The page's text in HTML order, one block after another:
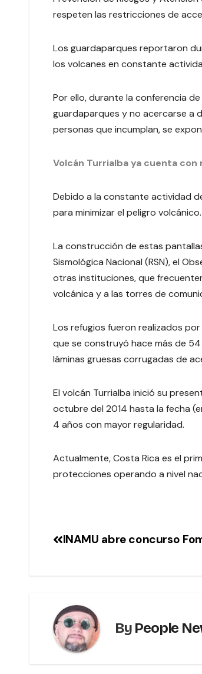
respeten las restricciones de
Los guardaparques reportaron
los volcanes en constante
Por ello, durante la conferencia
guardaparques y no acercarse a
personas que incumplan, se
Volcán Turrialba ya cuenta
Debido a la constante actividad
para minimizar el peligro volcánico.
La construcción de estas
Sismológica Nacional (RSN), el
otras instituciones, que
volcánica y a las torres de
Los refugios fueron realizados
que se construyó hace más de
láminas gruesas corrugadas de
El volcán Turrialba inició su
octubre del 2014 hasta la fecha
4 años con mayor regularidad.
Actualmente, Costa Rica es el
protecciones operando a nivel
INAMU abre concurso
By People